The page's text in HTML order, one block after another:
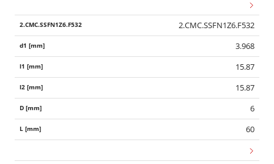
2.CMC.SSFN1Z6.F532
3.968
15.87
15.87
6
60